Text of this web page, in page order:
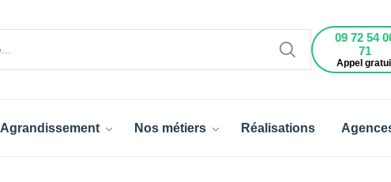
09 72 54
71
Appel
Agrandissement Nos métiers Réalisations